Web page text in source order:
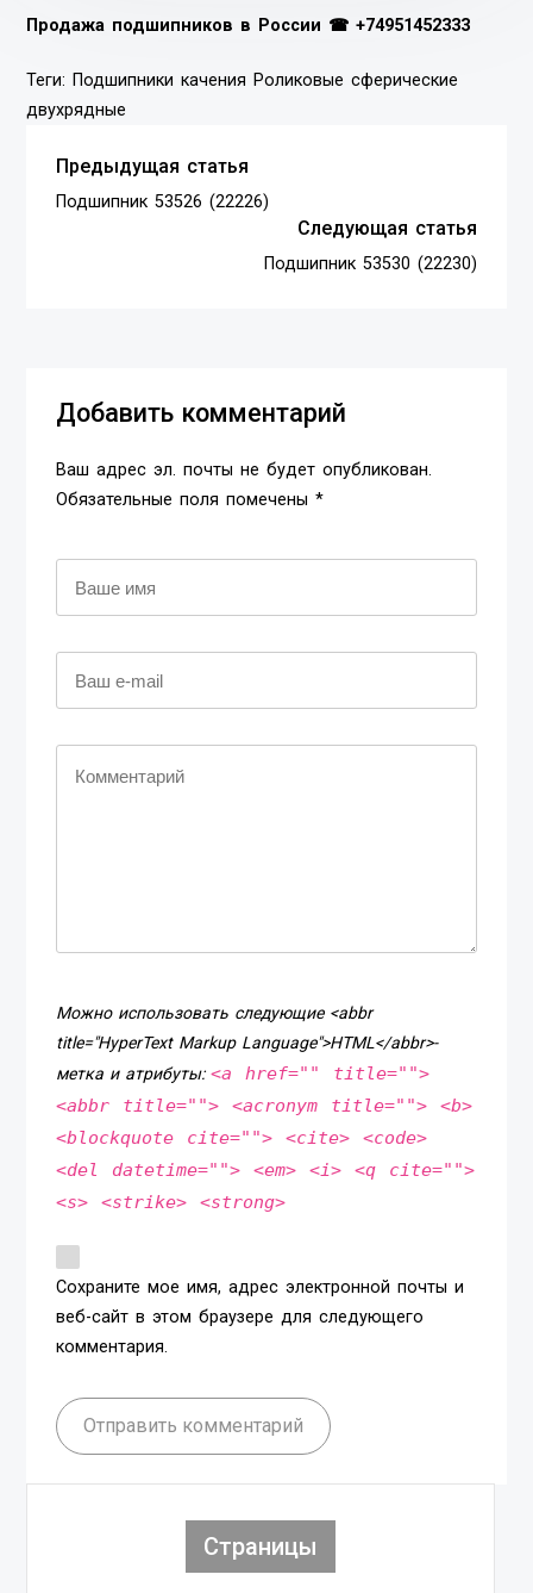
Продажа подшипников в России ☎+74951452333
Теги:Подшипники качения Роликовые сферические
двухрядные
Предыдущая статья
Подшипник 53526 (22226)
Следующая статья
Подшипник 53530 (22230)
Добавить комментарий
Ваш адрес эл. почты не будет опубликован.
Обязательные поля помечены *
Можно использовать следующие <abbr
title="HyperText Markup Language">HTML</abbr>-
метка и атрибуты:<a href="" title="">
<abbr title=""> <acronym title=""> <b>
<blockquote cite=""> <cite> <code>
<del datetime=""> <em> <i> <q cite="">
<s> <strike> <strong>
Сохраните мое имя, адрес электронной почты и
веб-сайт в этом браузере для следующего
комментария.
Отправить комментарий
Страницы